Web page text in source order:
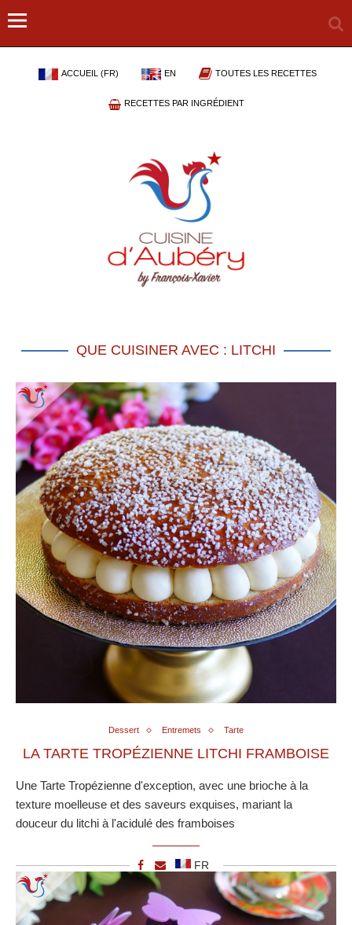
ACCUEIL (FR) EN TOUTES LES RECETTES
RECETTES PAR INGRÉDIENT
QUE CUISINER AVEC : LITCHI
Dessert Entremets Tarte
LA TARTE TROPÉZIENNE LITCHI FRAMBOISE
Une Tarte Tropézienne d'exception, avec une brioche à la
texture moelleuse et des saveurs exquises, mariant la
douceur du litchi à l'acidulé des framboises
FR